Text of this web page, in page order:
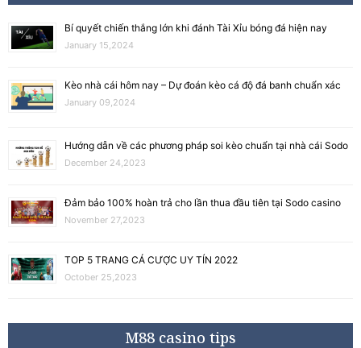
Bí quyết chiến thắng lớn khi đánh Tài Xỉu bóng đá hiện nay
January 15,2024
Kèo nhà cái hôm nay – Dự đoán kèo cá độ đá banh chuẩn xác
January 09,2024
Hướng dẫn về các phương pháp soi kèo chuẩn tại nhà cái Sodo
December 24,2023
Đảm bảo 100% hoàn trả cho lần thua đầu tiên tại Sodo casino
November 27,2023
TOP 5 TRANG CÁ CƯỢC UY TÍN 2022
October 25,2023
M88 casino tips